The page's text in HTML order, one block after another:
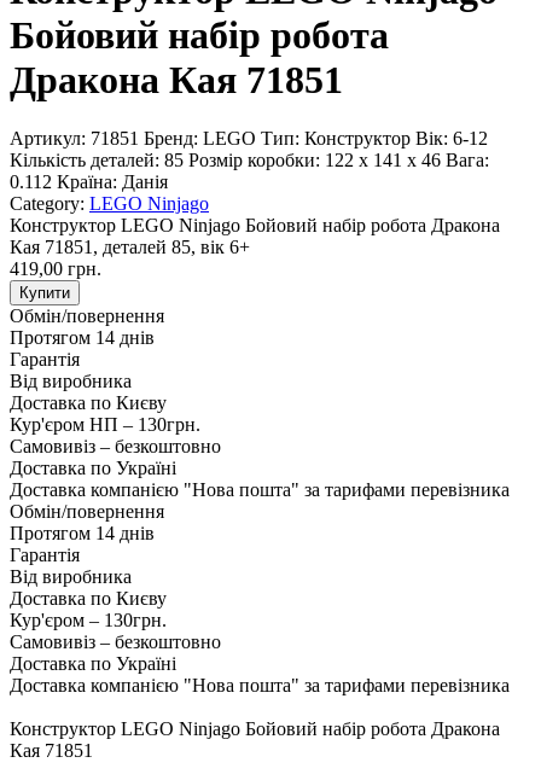
Бойовий набір робота
Дракона Кая 71851
Артикул: 71851 Бренд: LEGO Тип: Конструктор Вік: 6-12
Кількість деталей: 85 Розмір коробки: 122 x 141 x 46 Вага:
0.112 Країна: Данія
Category: LEGO Ninjago
Конструктор LEGO Ninjago Бойовий набір робота Дракона
Кая 71851, деталей 85, вік 6+
419,00 грн.
Купити
Обмін/повернення
Протягом 14 днів
Гарантія
Від виробника
Доставка по Києву
Кур'єром НП – 130грн.
Самовивіз – безкоштовно
Доставка по Україні
Доставка компанією "Нова пошта" за тарифами перевізника
Обмін/повернення
Протягом 14 днів
Гарантія
Від виробника
Доставка по Києву
Кур'єром – 130грн.
Самовивіз – безкоштовно
Доставка по Україні
Доставка компанією "Нова пошта" за тарифами перевізника
Конструктор LEGO Ninjago Бойовий набір робота Дракона
Кая 71851